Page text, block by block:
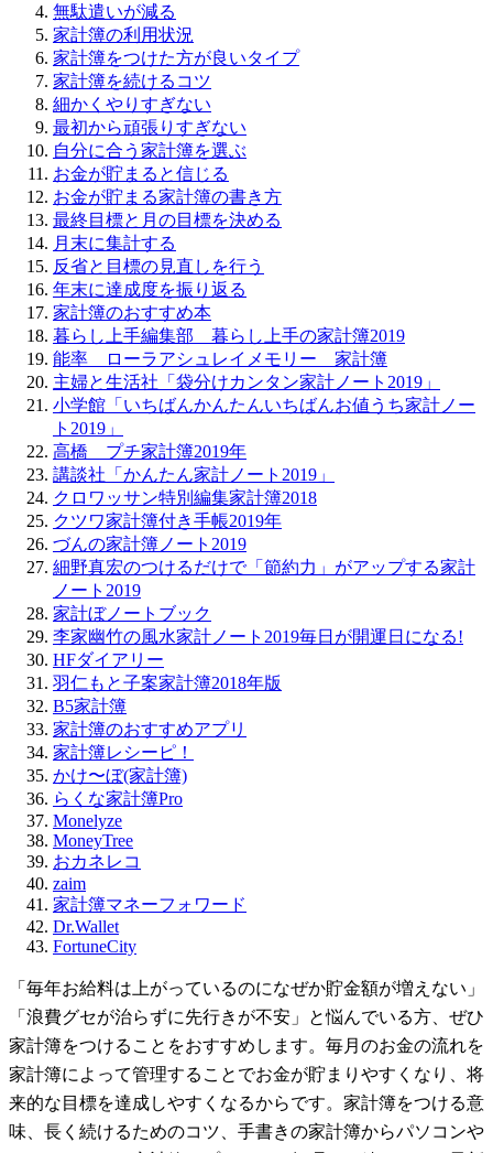
無駄遣いが減る
家計簿の利用状況
家計簿をつけた方が良いタイプ
家計簿を続けるコツ
細かくやりすぎない
最初から頑張りすぎない
自分に合う家計簿を選ぶ
お金が貯まると信じる
お金が貯まる家計簿の書き方
最終目標と月の目標を決める
月末に集計する
反省と目標の見直しを行う
年末に達成度を振り返る
家計簿のおすすめ本
暮らし上手編集部 暮らし上手の家計簿2019
能率 ローラアシュレイメモリー 家計簿
主婦と生活社「袋分けカンタン家計ノート2019」
小学館「いちばんかんたんいちばんお値うち家計ノー
ト2019」
高橋 プチ家計簿2019年
講談社「かんたん家計ノート2019」
クロワッサン特別編集家計簿2018
クツワ家計簿付き手帳2019年
づんの家計簿ノート2019
細野真宏のつけるだけで「節約力」がアップする家計
ノート2019
家計ぼノートブック
李家幽竹の風水家計ノート2019毎日が開運日になる!
HFダイアリー
羽仁もと子案家計簿2018年版
B5家計簿
家計簿のおすすめアプリ
家計簿レシーピ！
かけ〜ぼ(家計簿)
らくな家計簿Pro
Monelyze
MoneyTree
おカネレコ
zaim
家計簿マネーフォワード
Dr.Wallet
FortuneCity
「毎年お給料は上がっているのになぜか貯金額が増えない」
「浪費グセが治らずに先行きが不安」と悩んでいる方、ぜひ
家計簿をつけることをおすすめします。毎月のお金の流れを
家計簿によって管理することでお金が貯まりやすくなり、将
来的な目標を達成しやすくなるからです。家計簿をつける意
味、長く続けるためのコツ、手書きの家計簿からパソコンや